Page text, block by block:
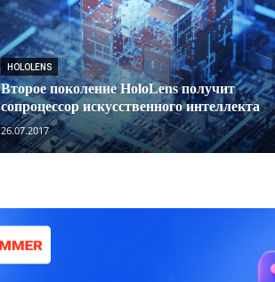
HOLOLENS
Второе поколение HoloLens получит
сопроцессор искусственного интеллекта
26.07.2017